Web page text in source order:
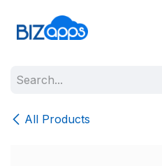
All Products